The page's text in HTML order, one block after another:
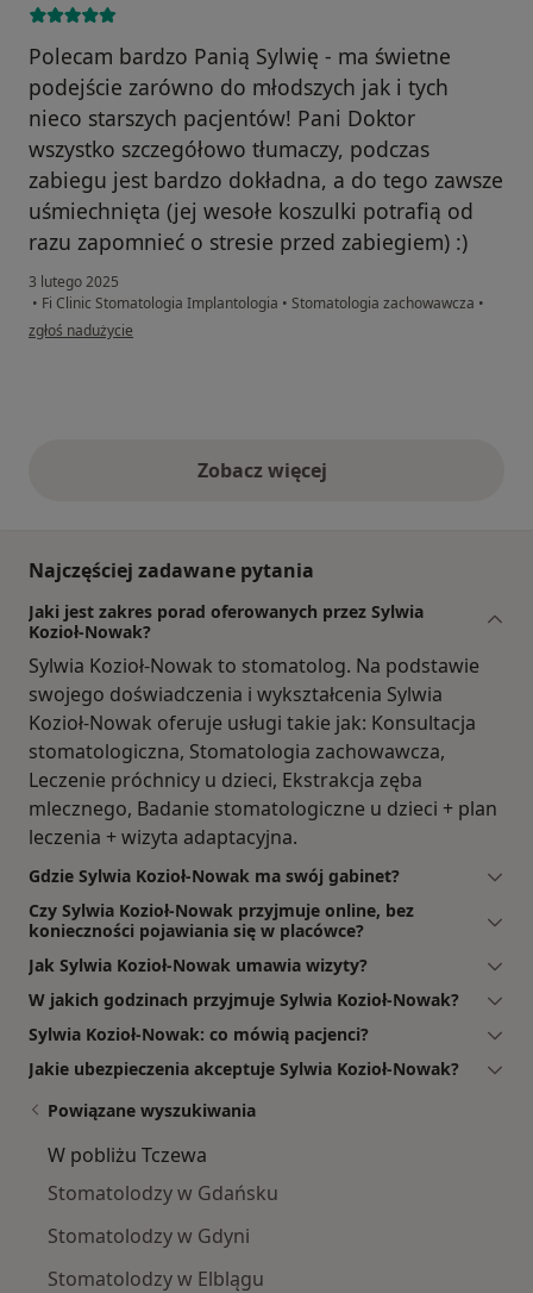
Polecam bardzo Panią Sylwię - ma świetne
podejście zarówno do młodszych jak i tych
nieco starszych pacjentów! Pani Doktor
wszystko szczegółowo tłumaczy, podczas
zabiegu jest bardzo dokładna, a do tego zawsze
uśmiechnięta (jej wesołe koszulki potrafią od
razu zapomnieć o stresie przed zabiegiem) :)
3 lutego 2025
• Fi Clinic Stomatologia Implantologia • Stomatologia zachowawcza •
w opinii użytkownika Magdalena
zgłoś nadużycie
Zobacz więcejopinie powyżej
Najczęściej zadawane pytania
Jaki jest zakres porad oferowanych przez Sylwia
Kozioł-Nowak?
Sylwia Kozioł-Nowak to stomatolog. Na podstawie
swojego doświadczenia i wykształcenia Sylwia
Kozioł-Nowak oferuje usługi takie jak: Konsultacja
stomatologiczna, Stomatologia zachowawcza,
Leczenie próchnicy u dzieci, Ekstrakcja zęba
mlecznego, Badanie stomatologiczne u dzieci + plan
leczenia + wizyta adaptacyjna.
Gdzie Sylwia Kozioł-Nowak ma swój gabinet?
Czy Sylwia Kozioł-Nowak przyjmuje online, bez
konieczności pojawiania się w placówce?
Jak Sylwia Kozioł-Nowak umawia wizyty?
W jakich godzinach przyjmuje Sylwia Kozioł-Nowak?
Sylwia Kozioł-Nowak: co mówią pacjenci?
Jakie ubezpieczenia akceptuje Sylwia Kozioł-Nowak?
Powiązane wyszukiwania
W pobliżu Tczewa
Stomatolodzy w Gdańsku
Stomatolodzy w Gdyni
Stomatolodzy w Elblągu